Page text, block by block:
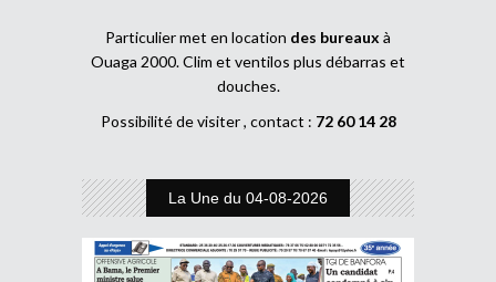
Particulier met en location des bureaux à
Ouaga 2000. Clim et ventilos plus débarras et
douches.
Possibilité de visiter , contact : 72 60 14 28
La Une du 04-08-2026